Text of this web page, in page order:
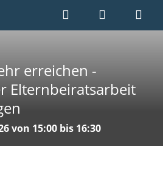
erreichen -
Elternbeiratsarbeit
von 15:00 bis 16:30